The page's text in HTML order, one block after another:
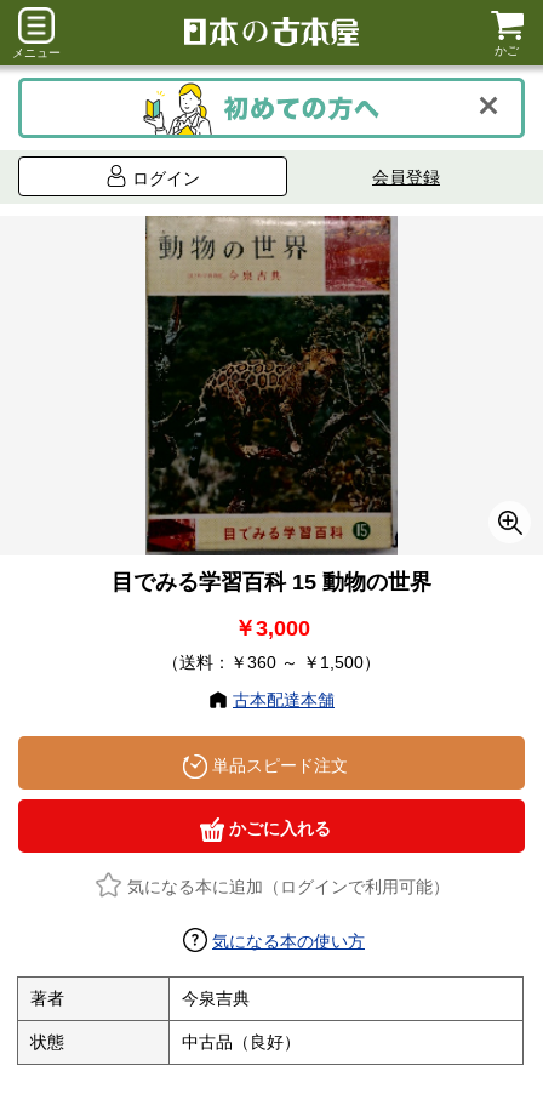
メニュー かご
ログイン 会員登録
目でみる学習百科 15 動物の世界
￥3,000
（送料：￥360 ～ ￥1,500）
古本配達本舗
単品スピード注文
かごに入れる
気になる本に追加（ログインで利用可能）
気になる本の使い方
著者 今泉吉典
状態 中古品（良好）